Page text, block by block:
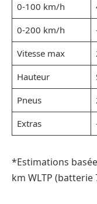
0-100 km/h
0-200 km/h
Vitesse max
Hauteur
Pneus
Extras
*Estimations
km WLTP (batterie